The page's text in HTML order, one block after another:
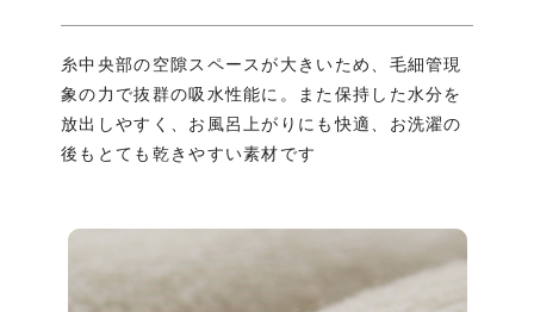
や
糸中央部の空隙スペースが大きいため、 毛細管現
象の力で抜群の吸水性能に。
また保持した水分を
放出しやすく、 お風呂上がりにも快適、お洗濯の
後も とても乾きやすい素材です